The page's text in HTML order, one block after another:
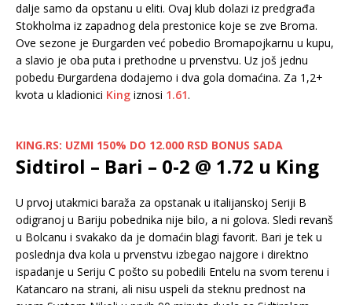
dalje samo da opstanu u eliti. Ovaj klub dolazi iz predgrađa
Stokholma iz zapadnog dela prestonice koje se zve Broma.
Ove sezone je Đurgarden već pobedio Bromapojkarnu u kupu,
a slavio je oba puta i prethodne u prvenstvu. Uz još jednu
pobedu Đurgardena dodajemo i dva gola domaćina. Za 1,2+
kvota u kladionici King iznosi 1.61.
KING.RS: UZMI 150% DO 12.000 RSD BONUS SADA
Sidtirol – Bari – 0-2 @ 1.72 u King
U prvoj utakmici baraža za opstanak u italijanskoj Seriji B
odigranoj u Bariju pobednika nije bilo, a ni golova. Sledi revanš
u Bolcanu i svakako da je domaćin blagi favorit. Bari je tek u
poslednja dva kola u prvenstvu izbegao najgore i direktno
ispadanje u Seriju C pošto su pobedili Entelu na svom terenu i
Katancaro na strani, ali nisu uspeli da steknu prednost na